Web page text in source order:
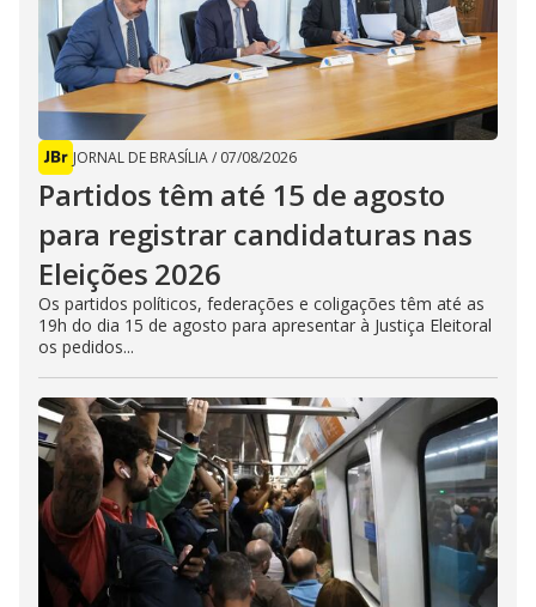
JORNAL DE BRASÍLIA/ 07/08/2026
Partidos têm até 15 de agosto
para registrar candidaturas nas
Eleições 2026
Os partidos políticos, federações e coligações têm até as
19h do dia 15 de agosto para apresentar à Justiça Eleitoral
os pedidos...